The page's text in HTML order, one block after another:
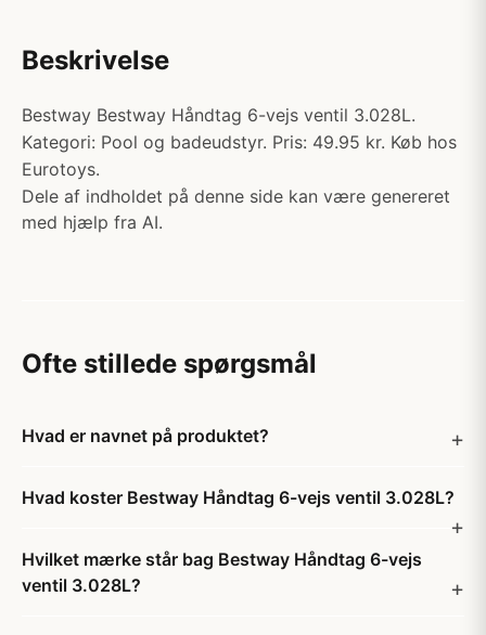
Beskrivelse
Bestway Bestway Håndtag 6-vejs ventil 3.028L.
Kategori: Pool og badeudstyr. Pris: 49.95 kr. Køb hos
Eurotoys.
Dele af indholdet på denne side kan være genereret
med hjælp fra AI.
Ofte stillede spørgsmål
Hvad er navnet på produktet?
Hvad koster Bestway Håndtag 6-vejs ventil 3.028L?
Hvilket mærke står bag Bestway Håndtag 6-vejs
ventil 3.028L?